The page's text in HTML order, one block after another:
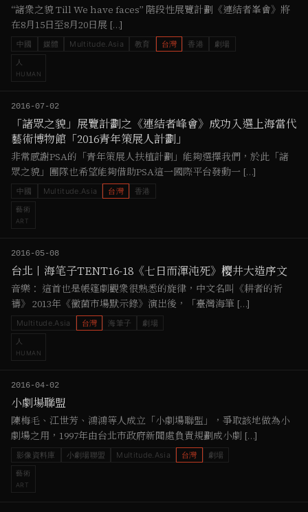
“諸衆之貌 Till We have faces” 階段性展覽計劃《連結者峯會》將
在8月15日至8月20日展 […]
中國 媒體 Multitude.Asia 教育 台灣 香港 劇場
人
HUMAN
2016-07-02
「諸眾之貌」展覽計劃之《連結者峰會》成功入選上海當代
藝術博物館「2016青年策展人計劃」
非常感謝PSA的「青年策展人扶植計劃」能夠選擇我們，於此「諸
眾之貌」團隊也希望能夠借助PSA這一國際平台發動一 […]
中國 Multitude.Asia 台灣 香港
藝術
ART
2016-05-08
台北丨海笔子TENT16-18《七日而渾沌死》樱井大造序文
音樂： 這首也是帳篷劇觀衆很熟悉的旋律，中文名叫《耕者的祈
禱》 2013年《黴菌市場默示錄》演出後，「臺灣海筆 […]
Multitude.Asia 台灣 海筆子 劇場
人
HUMAN
2016-04-02
小劇場聯盟
陳梅毛、江世芳、鴻鴻等人成立「小劇場聯盟」，爭取該地做為小
劇場之用，1997年由台北市政府新聞處負責規劃成小劇 […]
影像資料庫 小劇場聯盟 Multitude.Asia 台灣 劇場
藝術
ART